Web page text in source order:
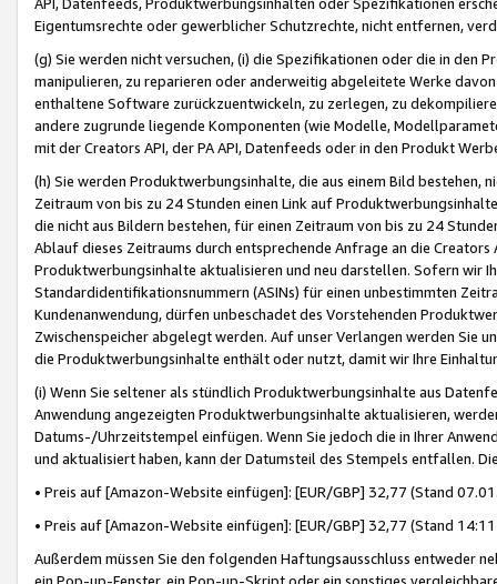
Eigentumsrechte oder gewerblicher Schutzrechte, nicht entfernen,
(g) Sie werden nicht versuchen, (i) die Spezifikationen oder die in
manipulieren, zu reparieren oder anderweitig abgeleitete Werke
enthaltene Software zurückzuentwickeln, zu zerlegen, zu
andere zugrunde liegende Komponenten (wie Modelle,
mit der Creators API, der PA API, Datenfeeds oder in den Produkt
(h) Sie werden Produktwerbungsinhalte, die aus einem Bild bestehen,
Zeitraum von bis zu 24 Stunden einen Link auf
die nicht aus Bildern bestehen, für einen Zeitraum von bis zu 24
Ablauf dieses Zeitraums durch entsprechende Anfrage an die
Produktwerbungsinhalte aktualisieren und neu darstellen. Sofern wir
Standardidentifikationsnummern (ASINs) für einen unbestimmten
Kundenanwendung, dürfen unbeschadet des Vorstehenden
Zwischenspeicher abgelegt werden. Auf unser Verlangen werden Sie
die Produktwerbungsinhalte enthält oder nutzt, damit wir Ihre
(i) Wenn Sie seltener als stündlich Produktwerbungsinhalte aus
Anwendung angezeigten Produktwerbungsinhalte aktualisieren,
Datums-/Uhrzeitstempel einfügen. Wenn Sie jedoch die in Ihrer
und aktualisiert haben, kann der Datumsteil des Stempels entfallen.
• Preis auf [Amazon-Website einfügen]: [EUR/GBP] 32,77 (Stand
• Preis auf [Amazon-Website einfügen]: [EUR/GBP] 32,77 (Stand
Außerdem müssen Sie den folgenden Haftungsausschluss entweder
ein Pop-up-Fenster, ein Pop-up-Skript oder ein sonstiges